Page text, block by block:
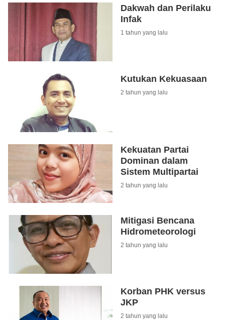
Dakwah dan Perilaku
Infak
1 tahun yang lalu
Kutukan Kekuasaan
2 tahun yang lalu
Kekuatan Partai
Dominan dalam
Sistem Multipartai
2 tahun yang lalu
Mitigasi Bencana
Hidrometeorologi
2 tahun yang lalu
Korban PHK versus
JKP
2 tahun yang lalu